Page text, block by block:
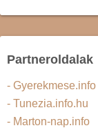
Partneroldalak
- Gyerekmese.info
- Tunezia.info.hu
- Marton-nap.info